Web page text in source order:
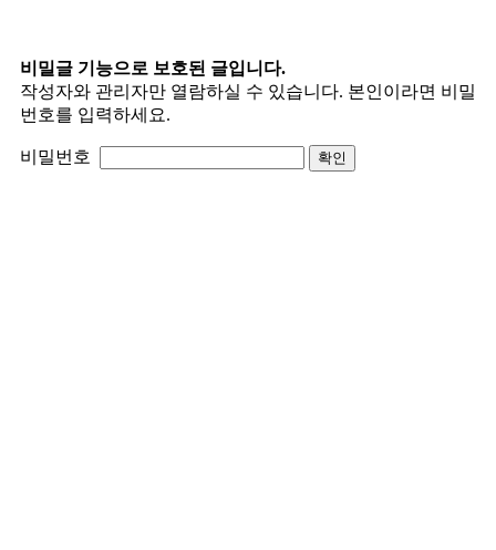
비밀글 기능으로 보호된 글입니다.
작성자와 관리자만 열람하실 수 있습니다. 본인이라면 비밀
번호를 입력하세요.
비밀번호